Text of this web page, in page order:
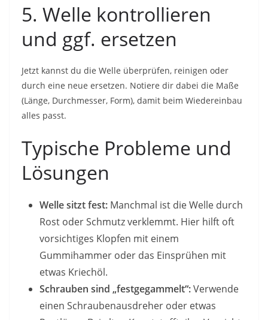
5. Welle kontrollieren
und ggf. ersetzen
Jetzt kannst du die Welle überprüfen, reinigen oder
durch eine neue ersetzen. Notiere dir dabei die Maße
(Länge, Durchmesser, Form), damit beim Wiedereinbau
alles passt.
Typische Probleme und
Lösungen
Welle sitzt fest: Manchmal ist die Welle durch
Rost oder Schmutz verklemmt. Hier hilft oft
vorsichtiges Klopfen mit einem
Gummihammer oder das Einsprühen mit
etwas Kriechöl.
Schrauben sind „festgegammelt“:Verwende
einen Schraubenausdreher oder etwas